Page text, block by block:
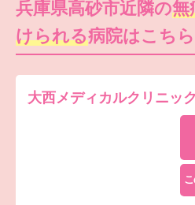
兵庫県高砂市近隣の無
けられる病院はこちら
大西メディカルクリニック